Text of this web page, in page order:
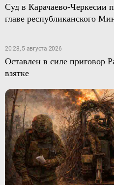
Суд в Карачаево-Черкесии
главе республиканского
20:28, 5 августа 2026
Оставлен в силе приговор
взятке